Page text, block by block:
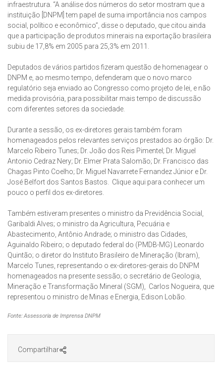
infraestrutura. “A análise dos números do setor mostram que a
instituição [DNPM] tem papel de suma importância nos campos
social, político e econômico”, disse o deputado, que citou ainda
que a participação de produtos minerais na exportação brasileira
subiu de 17,8% em 2005 para 25,3% em 2011.
Deputados de vários partidos fizeram questão de homenagear o
DNPM e, ao mesmo tempo, defenderam que o novo marco
regulatório seja enviado ao Congresso como projeto de lei, e não
medida provisória, para possibilitar mais tempo de discussão
com diferentes setores da sociedade.
Durante a sessão, os ex-diretores gerais também foram
homenageados pelos relevantes serviços prestados ao órgão: Dr.
Marcelo Ribeiro Tunes; Dr. João dos Reis Pimentel; Dr. Miguel
Antonio Cedraz Nery; Dr. Elmer Prata Salomão; Dr. Francisco das
Chagas Pinto Coelho; Dr. Miguel Navarrete Fernandez Júnior e Dr.
José Belfort dos Santos Bastos. Clique aqui para conhecer um
pouco o perfil dos ex-diretores.
Também estiveram presentes o ministro da Previdência Social,
Garibaldi Alves; o ministro da Agricultura, Pecuária e
Abastecimento, Antônio Andrade; o ministro das Cidades,
Aguinaldo Ribeiro; o deputado federal do (PMDB-MG) Leonardo
Quintão; o diretor do Instituto Brasileiro de Mineração (Ibram),
Marcelo Tunes, representando o ex-diretores-gerais do DNPM
homenageados na presente sessão; o secretário de Geologia,
Mineração e Transformação Mineral (SGM), Carlos Nogueira, que
representou o ministro de Minas e Energia, Edison Lobão.
Fonte: Assessoria de Imprensa DNPM
Compartilhar